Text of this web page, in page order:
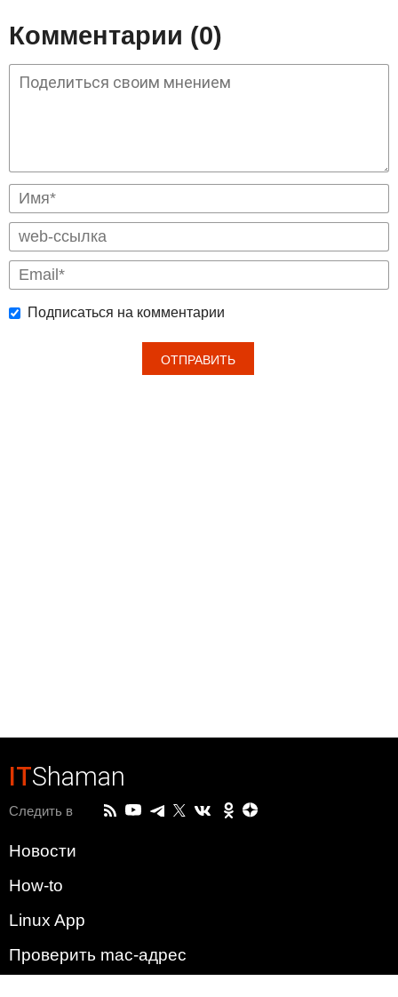
Комментарии (0)
Подписаться на комментарии
ITShaman
Следить в
Новости
How-to
Linux App
Проверить mac-адрес